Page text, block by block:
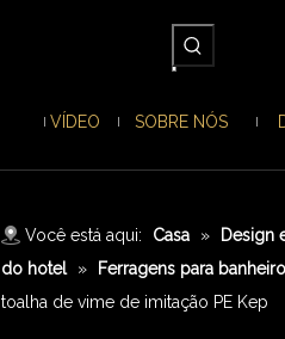
VÍDEO SOBRE NÓS
Você está aqui: Casa » Design
do hotel
» Ferragens para banheiro
toalha de vime de imitação PE Kep